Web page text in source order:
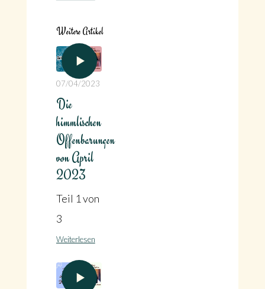
Weitere Artikel
07/04/2023
Die
himmlischen
Offenbarungen
von April
2023
Teil 1 von
3
Weiterlesen